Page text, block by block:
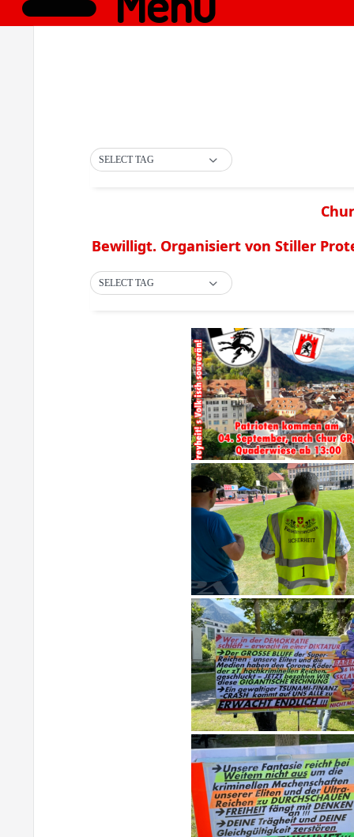
SELECT TAG
Bewilligt. Organisiert von Stiller
SELECT TAG